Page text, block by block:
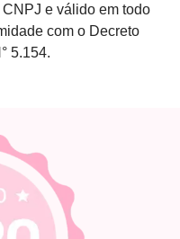
e válido em todo
com o Decreto
5.154.